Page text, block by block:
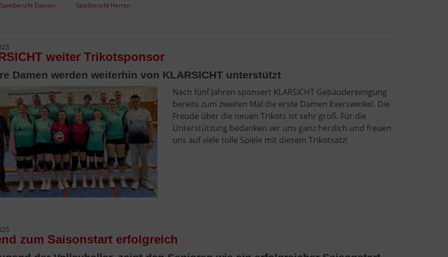
Spielbericht Damen Spielbericht Herren
weiter Trikotsponsor
Damen werden weiterhin von KLARSICHT unterstützt
Nach fünf Jahren sponsert KLARSICHT Gebäudereinigung
bereits zum zweiten Mal die erste Damen Everswinkel. Die
Freude über die neuen Trikots ist sehr groß. Für die
Unterstützung bedanken wir uns ganz herzlich und freuen
uns auf viele tolle Spiele mit diesem Trikotsatz!
zum Saisonstart erfolgreich